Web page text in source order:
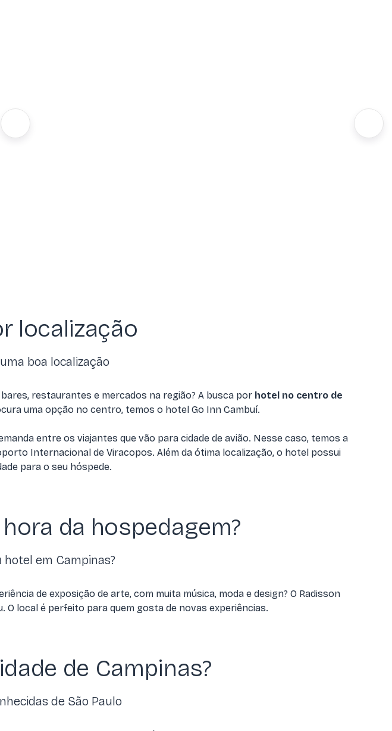
localização
boa localização
restaurantes e mercados na região? A busca por hotel no centro de
uma opção no centro, temos o hotel Go Inn Cambuí.
entre os viajantes que vão para cidade de avião. Nesse caso, temos a
Internacional de Viracopos. Além da ótima localização, o hotel possui
para o seu hóspede.
da hospedagem?
em Campinas?
de exposição de arte, com muita música, moda e design? O Radisson
O local é perfeito para quem gosta de novas experiências.
de Campinas?
de São Paulo